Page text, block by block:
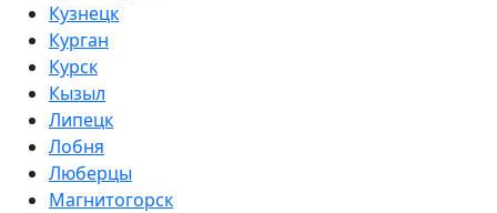
Кузнецк
Курган
Курск
Кызыл
Липецк
Лобня
Люберцы
Магнитогорск